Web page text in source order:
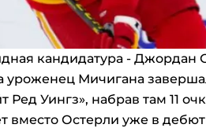
кандидатура - Джордан
уроженец Мичигана
Ред Уингз», набрав там 11
вместо Остерли уже в